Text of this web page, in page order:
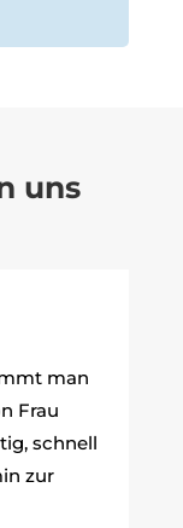
uns
man
Frau
schnell
zur